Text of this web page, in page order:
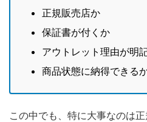
正規販売店か
保証書が付くか
アウトレット理由が明
商品状態に納得できる
この中でも、特に大事なのは